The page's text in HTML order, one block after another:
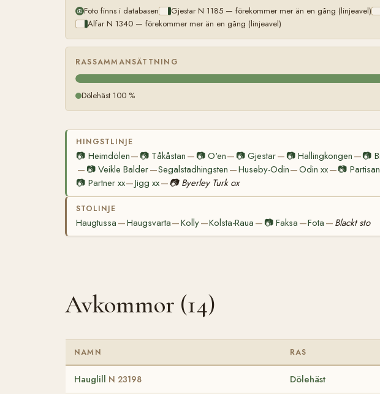
Foto finns i databasen Gjestar N 1185 — förekommer mer än en gång (linjeavel)
Alfar N 1340 — förekommer mer än en gång (linjeavel)
RASSAMMANSÄTTNING
Dölehäst 100 %
HINGSTLINJE
📷 Heimdölen— 📷 Tåkåstan — 📷 O'en— 📷 Gjestar— 📷Hallingkongen —📷
— 📷Veikle Balder—Segalstadhingsten —Huseby-Odin—Odin xx—📷
📷 Partner xx—Jigg xx—📷 Byerley Turk ox
STOLINJE
Haugtussa —Haugsvarta—Kolly—Kolsta-Raua — 📷Faksa —Fota — Blackt sto
Avkommor (14)
NAMN RAS
Hauglill N 23198 Dölehäst